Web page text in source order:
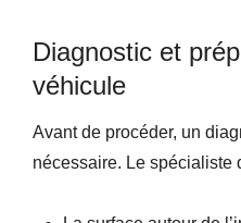
Diagnostic et
véhicule
Avant de procéder, un
nécessaire. Le spécialiste